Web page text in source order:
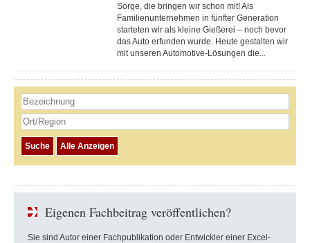
Sorge, die bringen wir schon mit! Als
Familienunternehmen in fünfter Generation
starteten wir als kleine Gießerei – noch bevor
das Auto erfunden wurde. Heute gestalten wir
mit unseren Automotive-Lösungen die...
Eigenen Fachbeitrag veröffentlichen?
Sie sind Autor einer Fachpublikation oder Entwickler einer Excel-